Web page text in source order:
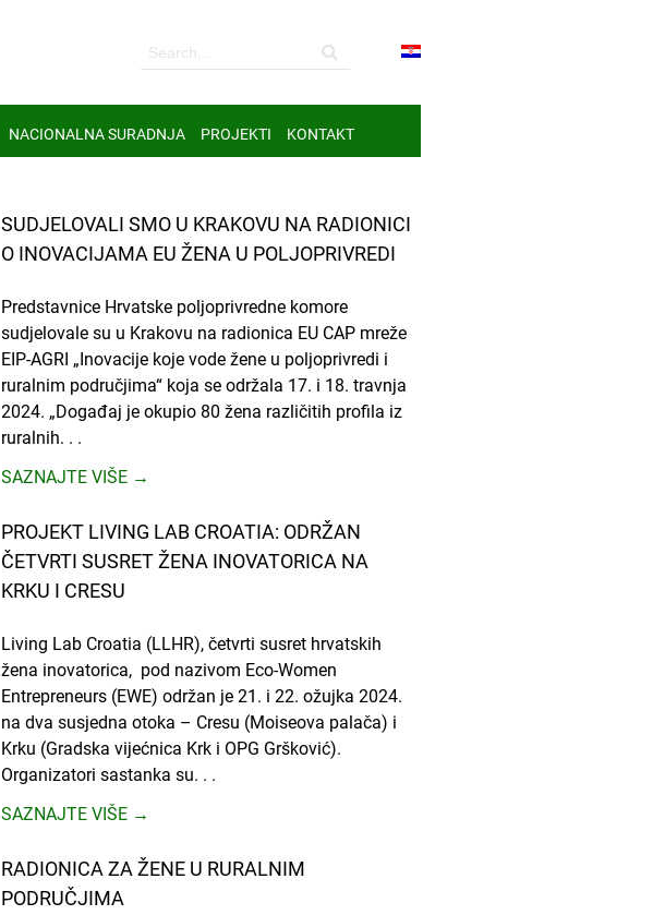
NACIONALNA SURADNJA PROJEKTI KONTAKT
SUDJELOVALI SMO U KRAKOVU NA RADIONICI
O INOVACIJAMA EU ŽENA U POLJOPRIVREDI
Predstavnice Hrvatske poljoprivredne komore
sudjelovale su u Krakovu na radionica EU CAP mreže
EIP-AGRI „Inovacije koje vode žene u poljoprivredi i
ruralnim područjima“ koja se održala 17. i 18. travnja
2024. „Događaj je okupio 80 žena različitih profila iz
ruralnih. . .
SAZNAJTE VIŠE →
PROJEKT LIVING LAB CROATIA: ODRŽAN
ČETVRTI SUSRET ŽENA INOVATORICA NA
KRKU I CRESU
Living Lab Croatia (LLHR), četvrti susret hrvatskih
žena inovatorica, pod nazivom Eco-Women
Entrepreneurs (EWE) održan je 21. i 22. ožujka 2024.
na dva susjedna otoka – Cresu (Moiseova palača) i
Krku (Gradska vijećnica Krk i OPG Gršković).
Organizatori sastanka su. . .
SAZNAJTE VIŠE →
RADIONICA ZA ŽENE U RURALNIM
PODRUČJIMA